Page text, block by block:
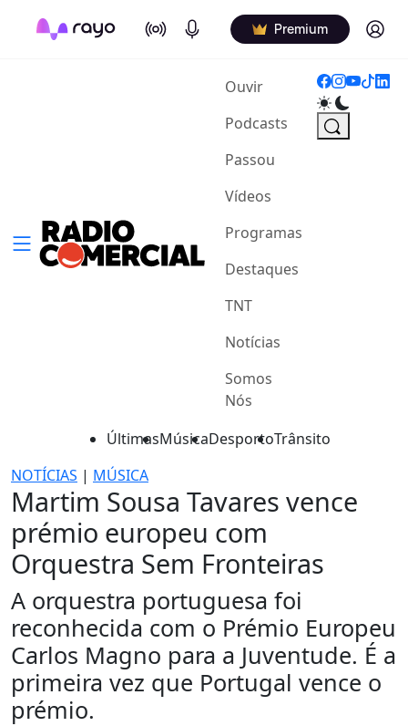
On Air Podcasts Premium Log in
Ouvir(current)
Podcasts
Passou
Vídeos
Programas
Destaques
TNT
Notícias
Somos
Nós
ÚltimasMúsicaDesportoTrânsito
NOTÍCIAS | MÚSICA
Martim Sousa Tavares vence
prémio europeu com
Orquestra Sem Fronteiras
A orquestra portuguesa foi
reconhecida com o Prémio Europeu
Carlos Magno para a Juventude. É a
primeira vez que Portugal vence o
prémio.